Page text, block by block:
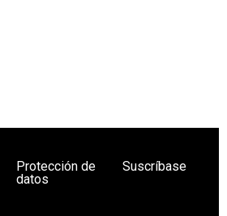
Protección de
datos
Suscríbase